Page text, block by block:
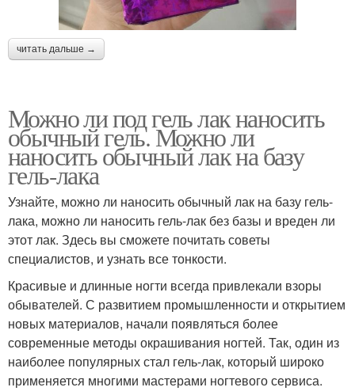
читать дальше →
Можно ли под гель лак наносить
обычный гель. Можно ли
наносить обычный лак на базу
гель-лака
Узнайте, можно ли наносить обычный лак на базу гель-
лака, можно ли наносить гель-лак без базы и вреден ли
этот лак. Здесь вы сможете почитать советы
специалистов, и узнать все тонкости.
Красивые и длинные ногти всегда привлекали взоры
обывателей. С развитием промышленности и открытием
новых материалов, начали появляться более
современные методы окрашивания ногтей. Так, один из
наиболее популярных стал гель-лак, который широко
применяется многими мастерами ногтевого сервиса.